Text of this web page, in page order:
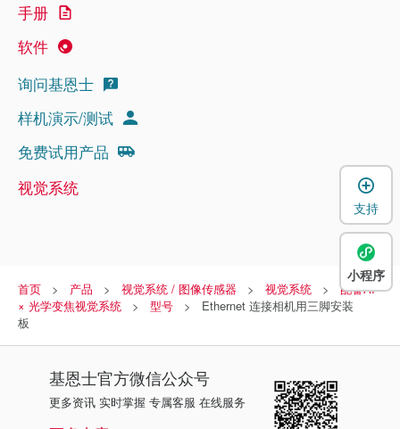
手册
软件
询问基恩士
样机演示/测试
免费试用产品
视觉系统
首页 产品 视觉系统 / 图像传感器 视觉系统
配备AI
× 光学变焦视觉系统
型号
Ethernet 连接相机用三脚安装
板
基恩士官方微信公众号
更多资讯 实时掌握 专属客服 在线服务
支持
小程序